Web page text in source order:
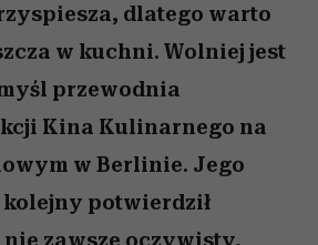
dlatego warto
w kuchni. Wolniej jest
przewodnia
Kina Kulinarnego na
w Berlinie. Jego
kolejny potwierdził